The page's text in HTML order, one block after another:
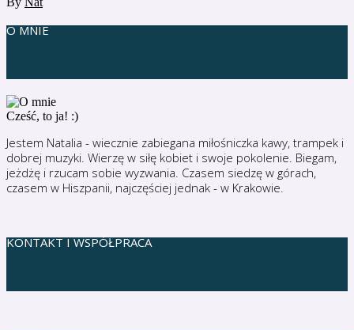
O MNIE
Cześć, to ja! :)
Jestem Natalia - wiecznie zabiegana miłośniczka kawy, trampek i
dobrej muzyki. Wierzę w siłę kobiet i swoje pokolenie. Biegam,
jeżdżę i rzucam sobie wyzwania. Czasem siedzę w górach,
czasem w Hiszpanii, najczęściej jednak - w Krakowie.
KONTAKT I WSPÓŁPRACA